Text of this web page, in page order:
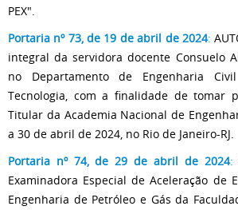
PEX".
Portaria nº 73, de 19 de abril de 2024:
integral da servidora docente Consuelo
no Departamento de Engenharia
Tecnologia, com a finalidade de tomar
Titular da Academia Nacional de
a 30 de abril de 2024, no Rio de Janeiro-RJ.
Portaria nº 74, de 29 de abril de 2024:
Examinadora Especial de Aceleração de
Engenharia de Petróleo e Gás da